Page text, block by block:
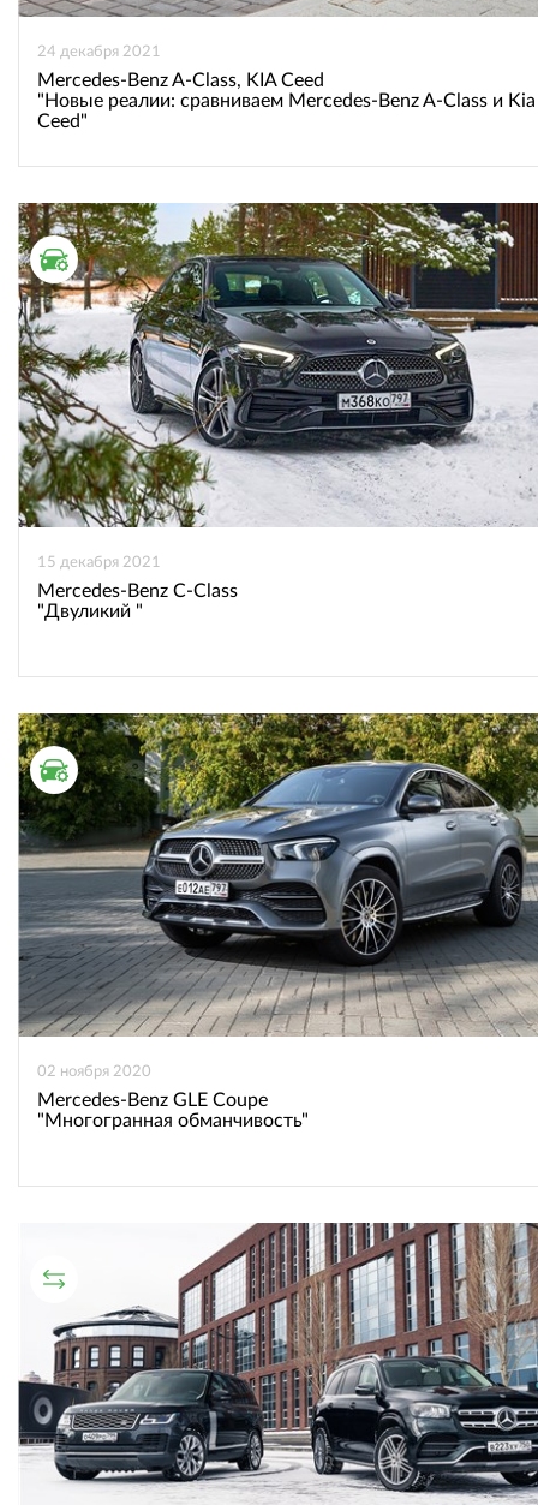
24 декабря 2021
Mercedes-Benz A-Class, KIA Ceed
"Новые реалии: сравниваем Mercedes-Benz A-Class и Kia
Ceed"
ТЕСТ ДРАЙВ
15 декабря 2021
Mercedes-Benz C-Class
"Двуликий "
ТЕСТ ДРАЙВ
02 ноября 2020
Mercedes-Benz GLE Coupe
"Многогранная обманчивость"
СРАВНИТЕЛЬНЫЙ ТЕСТ